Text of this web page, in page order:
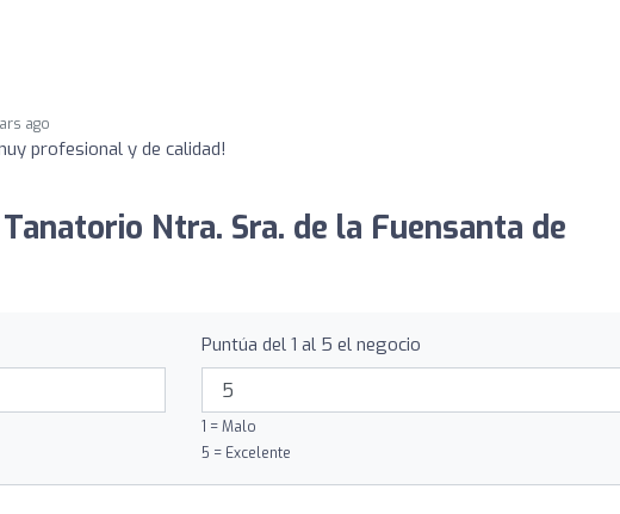
ago
profesional y de calidad!
Ntra. Sra. de la Fuensanta de
Puntúa del 1 al 5 el negocio
1 = Malo
5 = Excelente